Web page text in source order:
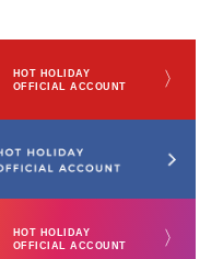
HOT HOLIDAY
OFFICIAL ACCOUNT
〉
HOT HOLIDAY
OFFICIAL ACCOUNT
〉